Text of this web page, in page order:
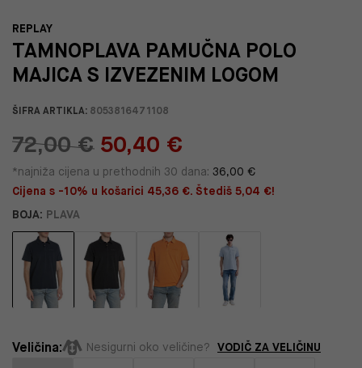
REPLAY
TAMNOPLAVA PAMUČNA POLO
MAJICA S IZVEZENIM LOGOM
ŠIFRA ARTIKLA: 8053816471108
72,00 € 50,40 €
*najniža cijena u prethodnih 30 dana: 36,00 €
Cijena s -10% u košarici 45,36 €. Štediš 5,04 €!
BOJA: PLAVA
Veličina: Nesigurni oko veličine? VODIČ ZA VELIČINU